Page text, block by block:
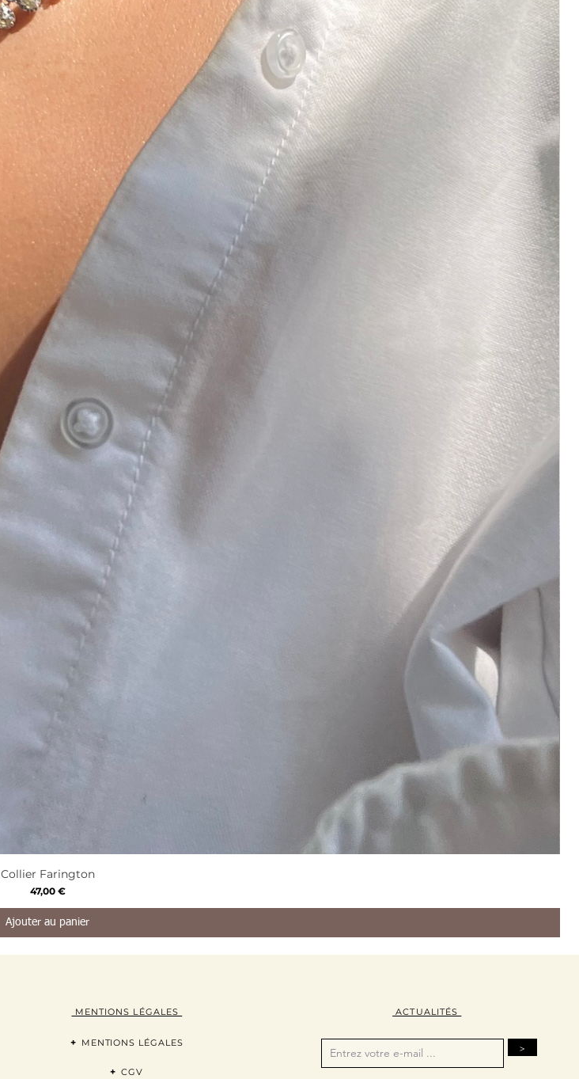
Aperçu rapide
Collier Farington
Prix
47,00 €
Ajouter au panier
MENTIONS LÉGALES
+ MENTIONS LÉGALES
+ CGV
ACTUALITÉS
>